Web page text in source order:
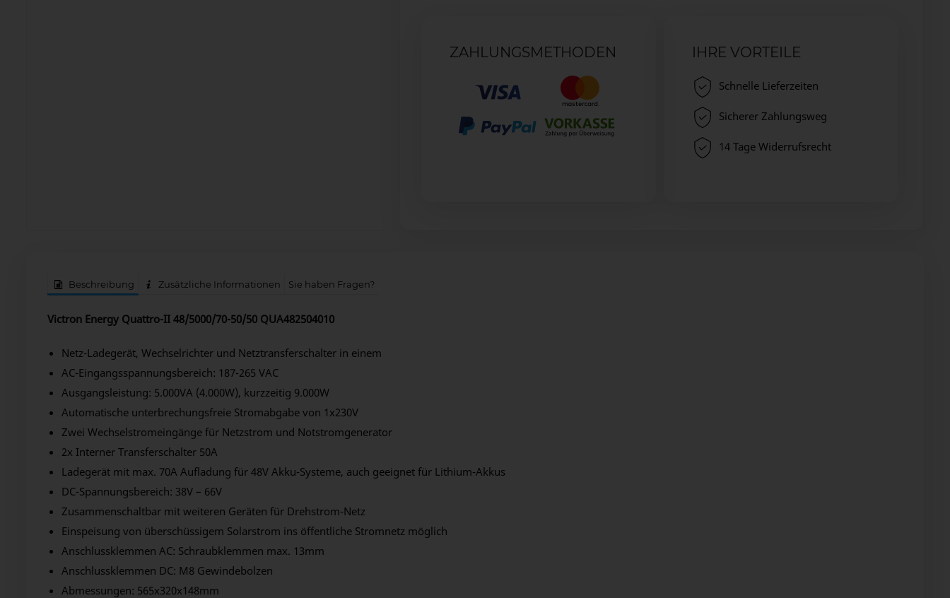
ZAHLUNGSMETHODEN IHRE VORTEILE
Schnelle Lieferzeiten
Sicherer Zahlungsweg
14 Tage Widerrufsrecht
Beschreibung Zusätzliche Informationen Sie haben Fragen?
Victron Energy Quattro-II 48/5000/70-50/50 QUA482504010
Netz-Ladegerät, Wechselrichter und Netztransferschalter in einem
AC-Eingangsspannungsbereich: 187-265 VAC
Ausgangsleistung: 5.000VA (4.000W), kurzzeitig 9.000W
Automatische unterbrechungsfreie Stromabgabe von 1x230V
Zwei Wechselstromeingänge für Netzstrom und Notstromgenerator
2x Interner Transferschalter 50A
Ladegerät mit max. 70A Aufladung für 48V Akku-Systeme, auch geeignet für Lithium-Akkus
DC-Spannungsbereich: 38V – 66V
Zusammenschaltbar mit weiteren Geräten für Drehstrom-Netz
Einspeisung von überschüssigem Solarstrom ins öffentliche Stromnetz möglich
Anschlussklemmen AC: Schraubklemmen max. 13mm
Anschlussklemmen DC: M8 Gewindebolzen
Abmessungen: 565x320x148mm